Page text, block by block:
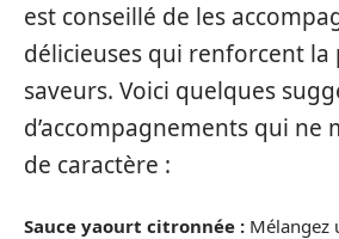
est conseillé de les
délicieuses qui renforcent la
saveurs. Voici quelques
d’accompagnements qui ne
de caractère :
Sauce yaourt citronnée : Mélangez